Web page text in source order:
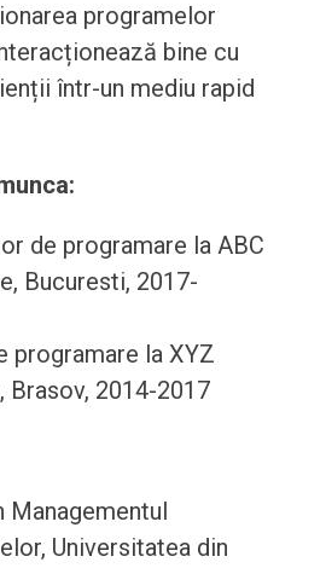
programelor
bine cu
într-un mediu rapid
de programare la ABC
Bucuresti, 2017-
programare la XYZ
Brasov, 2014-2017
Managementul
Universitatea din